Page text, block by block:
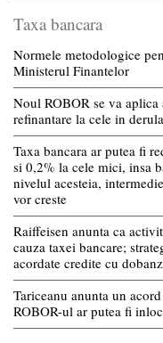
Taxa bancara
Normele metodologice
Ministerul Finantelor
Noul ROBOR se va
refinantare la cele in
Taxa bancara ar putea fi
si 0,2% la cele mici, insa
nivelul acesteia,
vor creste
Raiffeisen anunta ca
cauza taxei bancare;
acordate credite cu
Tariceanu anunta un
ROBOR-ul ar putea fi